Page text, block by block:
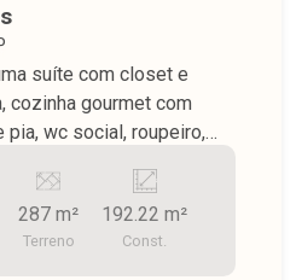
suíte com closet e
cozinha gourmet com
pia, wc social, roupeiro,
pisos em porcelanato,
287 m²
Terreno
192.22 m²
Const.